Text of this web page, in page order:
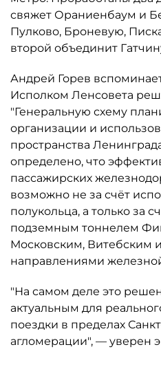
свяжет Ораниенбаум и
Пулково, Броневую,
второй объединит
Андрей Горев
Исполком Ленсовета
"Генеральную схему
организации и
пространства
определено, что
пассажирских
возможно не за счёт
полукольца, а только за
подземным тоннелем
Московским, Витебским
направлениями
"На самом деле это
актуальным для
поездки в пределах
агломерации", — уверен